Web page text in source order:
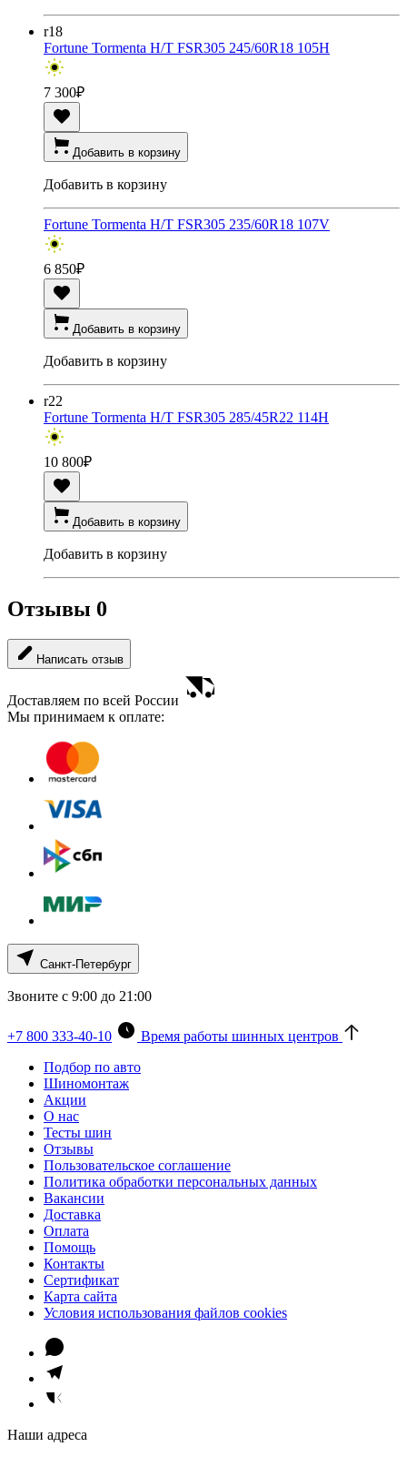
r18
Fortune Tormenta H/T FSR305 245/60R18 105H
7 300₽
Добавить в корзину
Добавить в корзину
Fortune Tormenta H/T FSR305 235/60R18 107V
6 850₽
Добавить в корзину
Добавить в корзину
r22
Fortune Tormenta H/T FSR305 285/45R22 114H
10 800₽
Добавить в корзину
Добавить в корзину
Отзывы 0
Написать отзыв
Доставляем по всей России
Мы принимаем к оплате:
Санкт-Петербург
Звоните с 9:00 до 21:00
+7 800 333-40-10
Время работы шинных центров
Подбор по авто
Шиномонтаж
Акции
О нас
Тесты шин
Отзывы
Пользовательское соглашение
Политика обработки персональных данных
Вакансии
Доставка
Оплата
Помощь
Контакты
Сертификат
Карта сайта
Условия использования файлов cookies
Наши адреса